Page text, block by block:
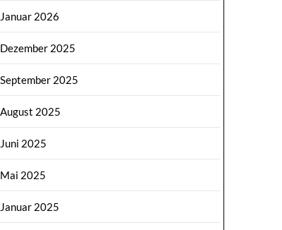
Januar 2026
Dezember 2025
September 2025
August 2025
Juni 2025
Mai 2025
Januar 2025